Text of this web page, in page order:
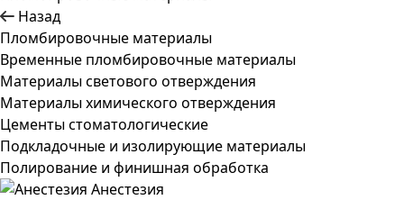
Назад
Пломбировочные материалы
Временные пломбировочные материалы
Материалы светового отверждения
Материалы химического отверждения
Цементы стоматологические
Подкладочные и изолирующие материалы
Полирование и финишная обработка
Анестезия